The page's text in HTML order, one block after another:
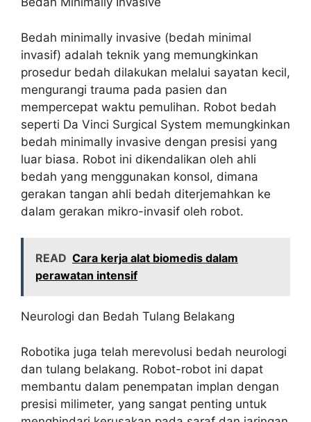
Bedah minimally invasive (bedah minimal
invasif) adalah teknik yang memungkinkan
prosedur bedah dilakukan melalui sayatan kecil,
mengurangi trauma pada pasien dan
mempercepat waktu pemulihan. Robot bedah
seperti Da Vinci Surgical System memungkinkan
bedah minimally invasive dengan presisi yang
luar biasa. Robot ini dikendalikan oleh ahli
bedah yang menggunakan konsol, dimana
gerakan tangan ahli bedah diterjemahkan ke
dalam gerakan mikro-invasif oleh robot.
READ Cara kerja alat biomedis dalam
perawatan intensif
Neurologi dan Bedah Tulang Belakang
Robotika juga telah merevolusi bedah neurologi
dan tulang belakang. Robot-robot ini dapat
membantu dalam penempatan implan dengan
presisi milimeter, yang sangat penting untuk